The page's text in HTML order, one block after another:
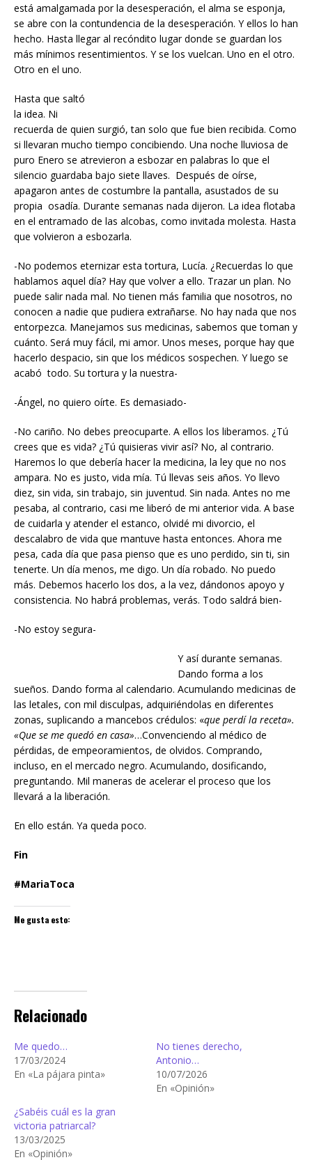
está amalgamada por la desesperación, el alma se esponja,
se abre con la contundencia de la desesperación. Y ellos lo han
hecho. Hasta llegar al recóndito lugar donde se guardan los
más mínimos resentimientos. Y se los vuelcan. Uno en el otro.
Otro en el uno.
Hasta que saltó
la idea. Ni
recuerda de quien surgió, tan solo que fue bien recibida. Como
si llevaran mucho tiempo concibiendo. Una noche lluviosa de
puro Enero se atrevieron a esbozar en palabras lo que el
silencio guardaba bajo siete llaves. Después de oírse,
apagaron antes de costumbre la pantalla, asustados de su
propia osadía. Durante semanas nada dijeron. La idea flotaba
en el entramado de las alcobas, como invitada molesta. Hasta
que volvieron a esbozarla.
-No podemos eternizar esta tortura, Lucía. ¿Recuerdas lo que
hablamos aquel día? Hay que volver a ello. Trazar un plan. No
puede salir nada mal. No tienen más familia que nosotros, no
conocen a nadie que pudiera extrañarse. No hay nada que nos
entorpezca. Manejamos sus medicinas, sabemos que toman y
cuánto. Será muy fácil, mi amor. Unos meses, porque hay que
hacerlo despacio, sin que los médicos sospechen. Y luego se
acabó todo. Su tortura y la nuestra-
-Ángel, no quiero oírte. Es demasiado-
-No cariño. No debes preocuparte. A ellos los liberamos. ¿Tú
crees que es vida? ¿Tú quisieras vivir así? No, al contrario.
Haremos lo que debería hacer la medicina, la ley que no nos
ampara. No es justo, vida mía. Tú llevas seis años. Yo llevo
diez, sin vida, sin trabajo, sin juventud. Sin nada. Antes no me
pesaba, al contrario, casi me liberó de mi anterior vida. A base
de cuidarla y atender el estanco, olvidé mi divorcio, el
descalabro de vida que mantuve hasta entonces. Ahora me
pesa, cada día que pasa pienso que es uno perdido, sin ti, sin
tenerte. Un día menos, me digo. Un día robado. No puedo
más. Debemos hacerlo los dos, a la vez, dándonos apoyo y
consistencia. No habrá problemas, verás. Todo saldrá bien-
-No estoy segura-
Y así durante semanas.
Dando forma a los
sueños. Dando forma al calendario. Acumulando medicinas de
las letales, con mil disculpas, adquiriéndolas en diferentes
zonas, suplicando a mancebos crédulos: «que perdí la receta».
«Que se me quedó en casa»…Convenciendo al médico de
pérdidas, de empeoramientos, de olvidos. Comprando,
incluso, en el mercado negro. Acumulando, dosificando,
preguntando. Mil maneras de acelerar el proceso que los
llevará a la liberación.
En ello están. Ya queda poco.
Fin
#MariaToca
Me gusta esto:
Relacionado
Me quedo…
17/03/2024
En «La pájara pinta»
No tienes derecho,
Antonio…
10/07/2026
En «Opinión»
¿Sabéis cuál es la gran
victoria patriarcal?
13/03/2025
En «Opinión»